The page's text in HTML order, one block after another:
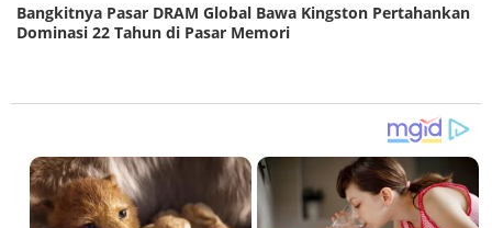
Bangkitnya Pasar DRAM Global Bawa Kingston Pertahankan
Dominasi 22 Tahun di Pasar Memori